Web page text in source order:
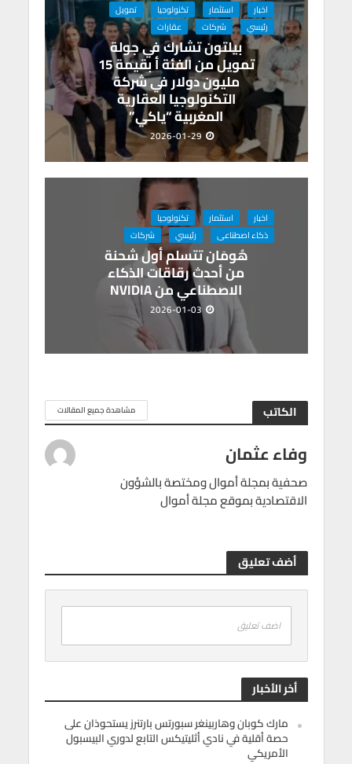
اخبار استثمار تكنولوجيا
تمويل
رئيسي
شركات عقارات
بيلتون تشارك في جولة
تمويل من الفئة أ بقيمة 15
مليون دولار في شركة
التكنولوجيا العقارية
المغربية “ياكي”
2026-01-29
اخبار استثمار
تكنولوجيا
ذكاء اصطناعى
رئيسي شركات
هُومَان تتسلم أول شحنة
من أحدث رقاقات الذكاء
الاصطناعي من NVIDIA
2026-01-03
الكاتب مشاهدة جميع المقالات
وفاء عثمان
صحفية بمجلة أموال ومختصة بالشؤون
الاقتصادية بموقع مجلة أموال
أضف تعليق
اضف تعليق
أخر الأخبار
مارك كوبان وهاربينغر سبورتس بارتنرز يستحوذان على
حصة أقلية في نادي أثليتيكس التابع لدوري البيسبول
الأمريكي